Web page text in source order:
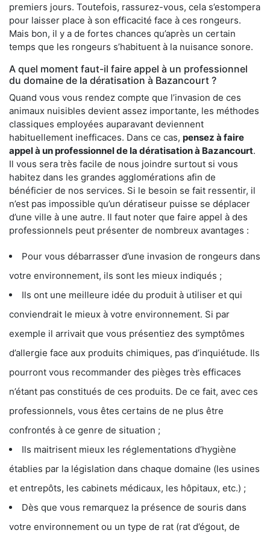
premiers jours. Toutefois, rassurez-vous, cela s’estompera
pour laisser place à son efficacité face à ces rongeurs.
Mais bon, il y a de fortes chances qu’après un certain
temps que les rongeurs s’habituent à la nuisance sonore.
A quel moment faut-il faire appel à un professionnel
du domaine de la dératisation à Bazancourt ?
Quand vous vous rendez compte que l’invasion de ces
animaux nuisibles devient assez importante, les méthodes
classiques employées auparavant deviennent
habituellement inefficaces. Dans ce cas, pensez à faire
appel à un professionnel de la dératisation à Bazancourt.
Il vous sera très facile de nous joindre surtout si vous
habitez dans les grandes agglomérations afin de
bénéficier de nos services. Si le besoin se fait ressentir, il
n’est pas impossible qu’un dératiseur puisse se déplacer
d’une ville à une autre. Il faut noter que faire appel à des
professionnels peut présenter de nombreux avantages :
Pour vous débarrasser d’une invasion de rongeurs dans
votre environnement, ils sont les mieux indiqués ;
Ils ont une meilleure idée du produit à utiliser et qui
conviendrait le mieux à votre environnement. Si par
exemple il arrivait que vous présentiez des symptômes
d’allergie face aux produits chimiques, pas d’inquiétude. Ils
pourront vous recommander des pièges très efficaces
n’étant pas constitués de ces produits. De ce fait, avec ces
professionnels, vous êtes certains de ne plus être
confrontés à ce genre de situation ;
Ils maitrisent mieux les réglementations d’hygiène
établies par la législation dans chaque domaine (les usines
et entrepôts, les cabinets médicaux, les hôpitaux, etc.) ;
Dès que vous remarquez la présence de souris dans
votre environnement ou un type de rat (rat d’égout, de